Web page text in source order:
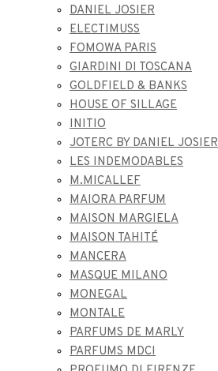
DANIEL JOSIER
ELECTIMUSS
FOMOWA PARIS
GIARDINI DI TOSCANA
GOLDFIELD & BANKS
HOUSE OF SILLAGE
INITIO
JOTERC BY DANIEL JOSIER
LES INDEMODABLES
M.MICALLEF
MAIORA PARFUM
MAISON MARGIELA
MAISON TAHITÉ
MANCERA
MASQUE MILANO
MONEGAL
MONTALE
PARFUMS DE MARLY
PARFUMS MDCI